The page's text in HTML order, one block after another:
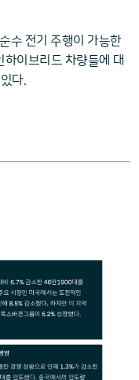
수 전기 주행이 가능한
하이브리드 차량들에 대
다.